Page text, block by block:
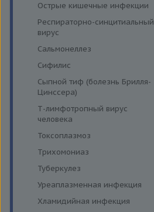
Острые кишечные инфекции
Респираторно-синцитиальный
вирус
Сальмонеллез
Сифилис
Сыпной тиф (болезнь Брилля-
Цинссера)
Т-лимфотропный вирус
человека
Токсоплазмоз
Трихомониаз
Туберкулез
Уреаплазменная инфекция
Хламидийная инфекция